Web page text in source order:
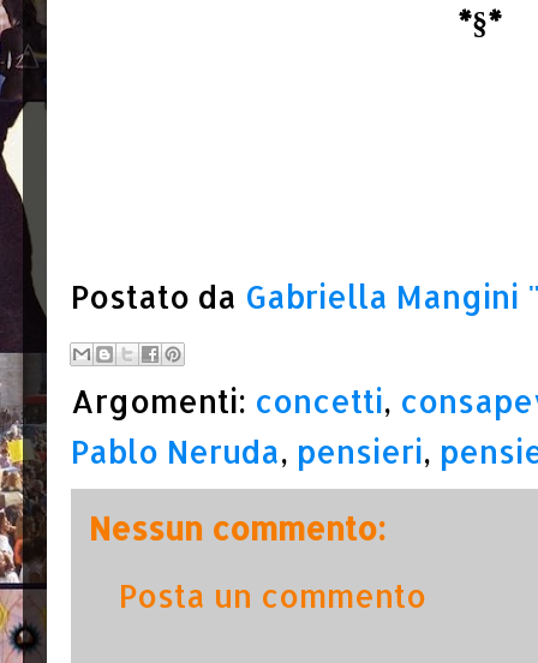
*§*
Postato da Gabriella
Argomenti: concetti,
Pablo Neruda, pensieri,
Nessun commento:
Posta un commento